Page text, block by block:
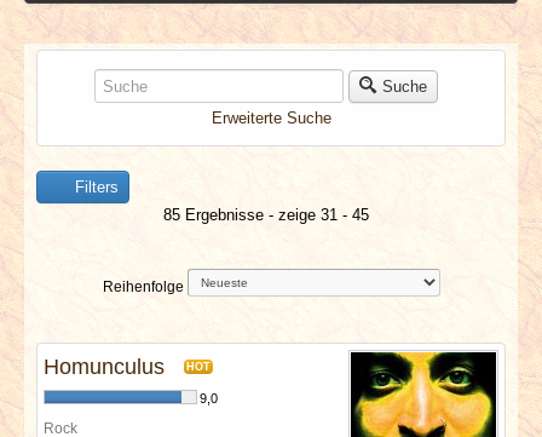
NEUESTE ARTIKEL
NEWS & DATES
BERICHTE
VERLOSUNGEN
SPECIALS
Suche
Erweiterte Suche
Filters
85 Ergebnisse - zeige 31 - 45
Reihenfolge
Homunculus HOT
9,0
Rock